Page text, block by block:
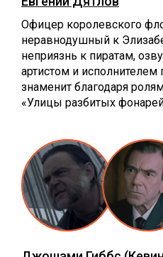
Офицер королевского
неравнодушный к
неприязнь к пиратам,
артистом и исполнителем
знаменит благодаря
«Улицы разбитых